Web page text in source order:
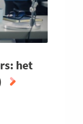
het